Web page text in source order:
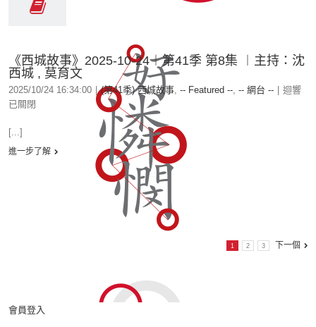
《西城故事》2025-10-24︱第41季 第8集 ︱主持：沈
西城 , 莫育文
2025/10/24 16:34:00 (第41季) 西城故事, -- Featured --, -- 網台 --
迴響
已關閉
[...]
進一步了解
1 2 3 下一個
會員登入